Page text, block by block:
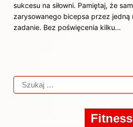
sukcesu na siłowni. Pamiętaj, że
zarysowanego bicepsa przez jedną
zadanie. Bez poświęcenia kilku…
Fitness